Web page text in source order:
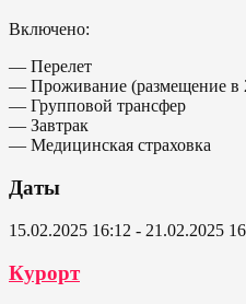
Включено:
— Перелет
— Проживание (размещение в
— Групповой трансфер
— Завтрак
— Медицинская страховка
Даты
15.02.2025 16:12 - 21.02.2025
Курорт